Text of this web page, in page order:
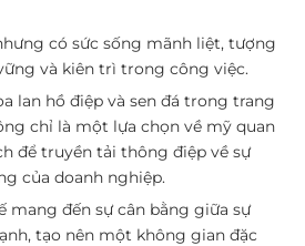
có sức sống mãnh liệt, tượng
và kiên trì trong công việc.
lan hồ điệp và sen đá trong trang
chỉ là một lựa chọn về mỹ quan
để truyền tải thông điệp về sự
của doanh nghiệp.
mang đến sự cân bằng giữa sự
tạo nên một không gian đặc